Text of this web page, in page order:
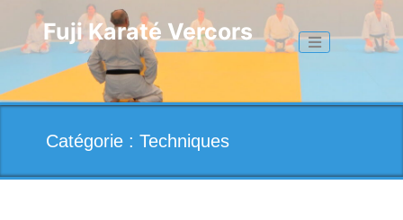
contentFuji Karaté Vercors Toggle
Catégorie :Techniques